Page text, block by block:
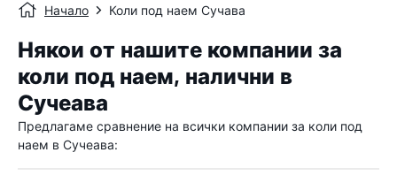
Начало Коли под наем Сучава
Някои от нашите компании за
коли под наем, налични в
Сучеава
Предлагаме сравнение на всички компании за коли под
наем в Сучеава: